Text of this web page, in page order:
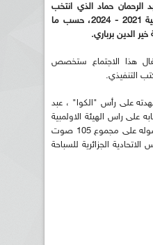
الرحمان حماد الذي انتخب
رئيسا لهذه الهيئة لعهدة اولمبية 2021 - 2024، حسب ما
الدين برباري.
هذا الاجتماع ستخصص
التنفيذي.
على رأس "الكوا" ، عبد
على راس الهيئة الاولمبية
يوم 8 جوان المنصرم، بعد حصوله على مجموع 105 صوت
الاتحادية الجزائرية للسباحة